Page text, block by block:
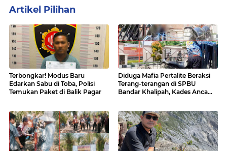
Artikel Pilihan
Terbongkar! Modus Baru
Edarkan Sabu di Toba, Polisi
Temukan Paket di Balik Pagar
Diduga Mafia Pertalite Beraksi
Terang-terangan di SPBU
Bandar Khalipah, Kades Ancam